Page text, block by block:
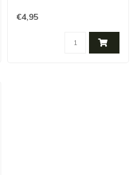
impregnati 120 cm 7 cm
€4,95